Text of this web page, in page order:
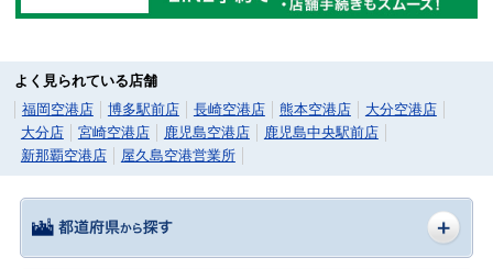
よく見られている店舗
福岡空港店
博多駅前店 長崎空港店 熊本空港店
大分空港店
大分店
宮崎空港店 鹿児島空港店
鹿児島中央駅前店
新那覇空港店
屋久島空港営業所